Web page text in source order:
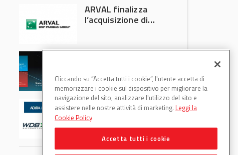
ARVAL finalizza
l’acquisizione di
Francoforte 2026
WDB Automotive
(Axitecnica) e Di.Pa.
Sport entrano in
ADIRA
Cliccando su “Accetta tutti i cookie”, l'utente accetta di
memorizzare i cookie sul dispositivo per migliorare la
navigazione del sito, analizzare l'utilizzo del sito e
assistere nelle nostre attività di marketing. Leggi la
Cookie Policy
Accetta tutti i cookie